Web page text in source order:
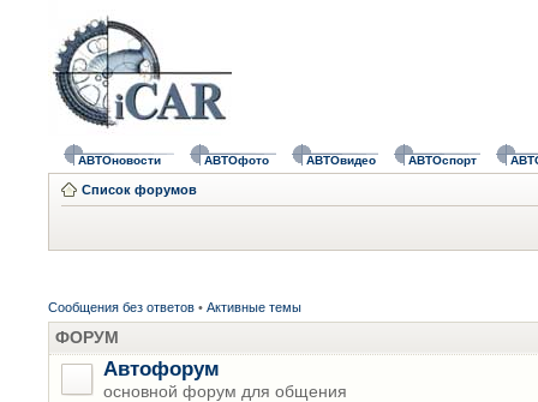
АВТОновости АВТОфото АВТОвидео АВТОспорт
Список форумов
Сообщения без ответов • Активные темы
ФОРУМ
Автофорум
основной форум для общения